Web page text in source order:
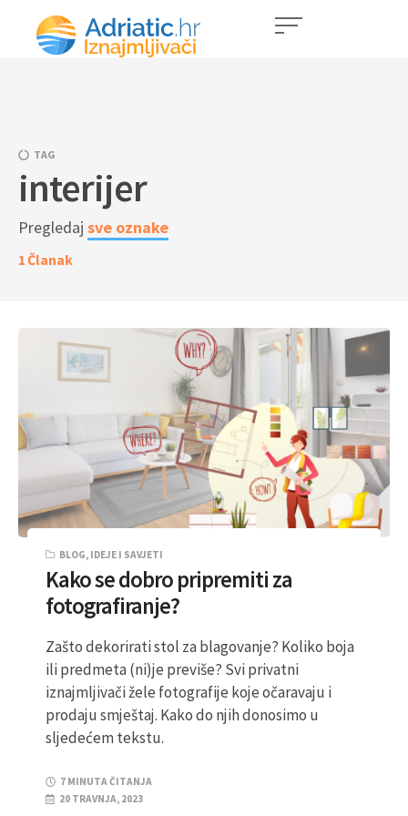
TAG
interijer
Pregledaj sve oznake
1Članak
BLOG, IDEJE I SAVJETI
Kako se dobro pripremiti za
fotografiranje?
Zašto dekorirati stol za blagovanje? Koliko boja
ili predmeta (ni)je previše? Svi privatni
iznajmljivači žele fotografije koje očaravaju i
prodaju smještaj. Kako do njih donosimo u
sljedećem tekstu.
7 MINUTA ČITANJA
20 TRAVNJA, 2023